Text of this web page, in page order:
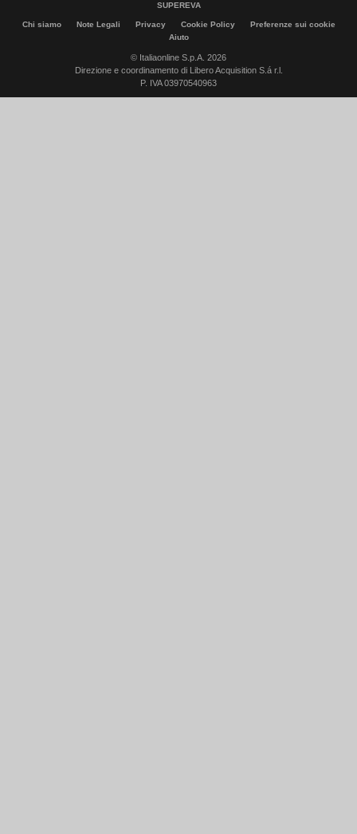
SUPEREVA
Chi siamo Note Legali Privacy Cookie Policy
Preferenze sui cookie
Aiuto
© Italiaonline S.p.A. 2026
Direzione e coordinamento di Libero Acquisition S.á r.l.
P. IVA 03970540963